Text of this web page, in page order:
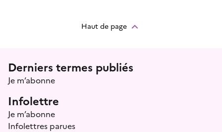
Haut de page
Menu prefooter
Derniers termes publiés
Je m’abonne
Infolettre
Je m’abonne
Infolettres parues